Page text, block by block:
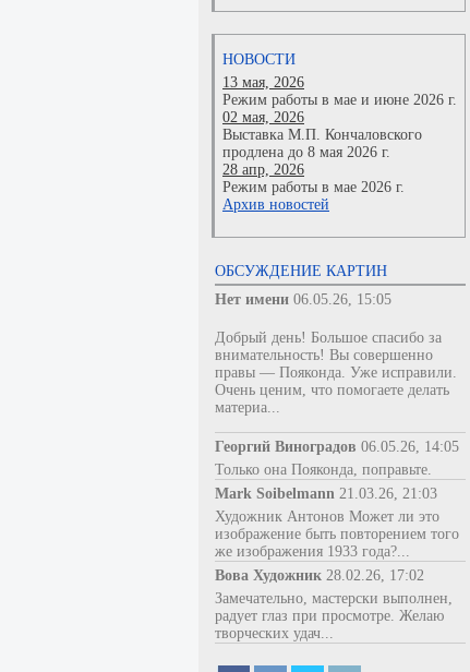
НОВОСТИ
13 мая, 2026
Режим работы в мае и июне 2026 г.
02 мая, 2026
Выставка М.П. Кончаловского
продлена до 8 мая 2026 г.
28 апр, 2026
Режим работы в мае 2026 г.
Архив новостей
ОБСУЖДЕНИЕ КАРТИН
Нет имени 06.05.26, 15:05
Добрый день! Большое спасибо за
внимательность! Вы совершенно
правы — Пояконда. Уже исправили.
Очень ценим, что помогаете делать
материа...
Георгий Виноградов 06.05.26, 14:05
Только она Пояконда, поправьте.
Mark Soibelmann 21.03.26, 21:03
Художник Антонов Может ли это
изображение быть повторением того
же изображения 1933 года?...
Вова Художник 28.02.26, 17:02
Замечательно, мастерски выполнен,
радует глаз при просмотре. Желаю
творческих удач...